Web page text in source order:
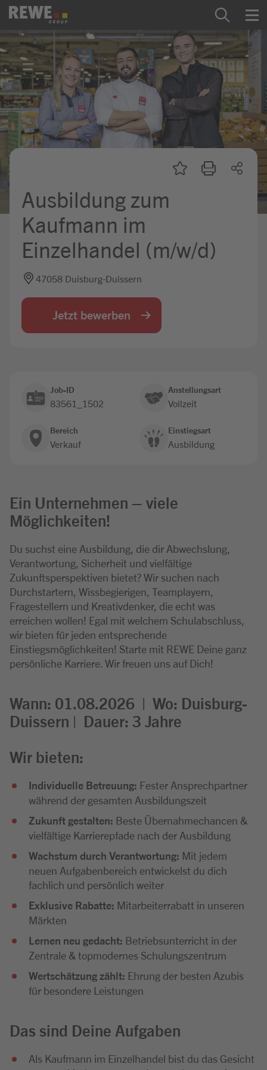
Zum Inhalt springen
Startseite
REWE Group als Arbeitgeber
Ausbildung & Studium
Praktikum & Werkstudium
Mein Kandidat:innenprofil
Jobbörse
Ausbildung zum
Kaufmann im
Einzelhandel (m/w/d)
47058 Duisburg-Duissern
Jetzt bewerben
Job-ID
83561_1502
Anstellungsart
Vollzeit
Bereich
Verkauf
Einstiegsart
Ausbildung
Ein Unternehmen – viele
Möglichkeiten!
Du suchst eine Ausbildung, die dir Abwechslung,
Verantwortung, Sicherheit und vielfältige
Zukunftsperspektiven bietet? Wir suchen nach
Durchstartern, Wissbegierigen, Teamplayern,
Fragestellern und Kreativdenker, die echt was
erreichen wollen! Egal mit welchem Schulabschluss,
wir bieten für jeden entsprechende
Einstiegsmöglichkeiten! Starte mit REWE Deine ganz
persönliche Karriere. Wir freuen uns auf Dich!
Wann: 01.08.2026 | Wo: Duisburg-
Duissern | Dauer: 3 Jahre
Wir bieten:
Individuelle Betreuung: Fester Ansprechpartner
während der gesamten Ausbildungszeit
Zukunft gestalten: Beste Übernahmechancen &
vielfältige Karrierepfade nach der Ausbildung
Wachstum durch Verantwortung: Mit jedem
neuen Aufgabenbereich entwickelst du dich
fachlich und persönlich weiter
Exklusive Rabatte: Mitarbeiterrabatt in unseren
Märkten
Lernen neu gedacht: Betriebsunterricht in der
Zentrale & topmodernes Schulungszentrum
Wertschätzung zählt: Ehrung der besten Azubis
für besondere Leistungen
Das sind Deine Aufgaben
Als Kaufmann im Einzelhandel bist du das Gesicht